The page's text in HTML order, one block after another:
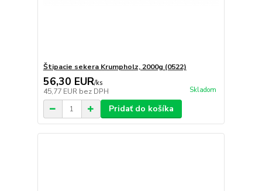
Štipacie sekera Krumpholz, 2000g (0522)
56,30 EUR/ks
45,77 EUR bez DPH Skladom
Pridať do košíka